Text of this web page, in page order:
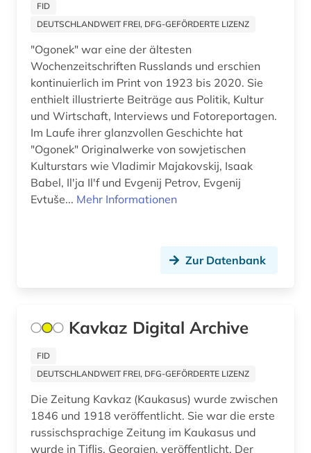
katholische zeitung (1)
kaukasus (1)
kentucky (1)
kirchenarchiv (1)
kitzingen (1)
klagenfurt (1)
klimaänderung (1)
kopenhagen (1)
kuala lumpur (1)
kulmbach (1)
FID
DEUTSCHLANDWEIT FREI, DFG-GEFÖRDERTE LIZENZ
"Ogonek" war eine der ältesten
Wochenzeitschriften Russlands und erschien
kontinuierlich im Print von 1923 bis 2020. Sie
enthielt illustrierte Beiträge aus Politik, Kultur
und Wirtschaft, Interviews und Fotoreportagen.
Im Laufe ihrer glanzvollen Geschichte hat
"Ogonek" Originalwerke von sowjetischen
Kulturstars wie Vladimir Majakovskij, Isaak
Babel, Ilʹja Ilʹf und Evgenij Petrov, Evgenij
Evtuše... Mehr Informationen
Zur Datenbank
Kavkaz Digital Archive
FID
DEUTSCHLANDWEIT FREI, DFG-GEFÖRDERTE LIZENZ
Die Zeitung Kavkaz (Kaukasus) wurde zwischen
1846 und 1918 veröffentlicht. Sie war die erste
russischsprachige Zeitung im Kaukasus und
wurde in Tiflis, Georgien, veröffentlicht. Der